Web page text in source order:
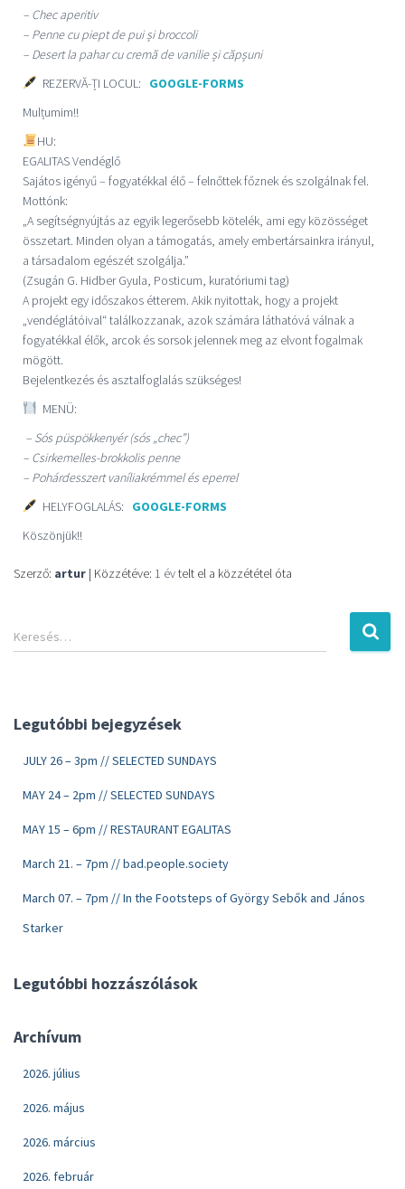
– Chec aperitiv
– Penne cu piept de pui și broccoli
– Desert la pahar cu cremă de vanilie și căpșuni
REZERVĂ-ȚI LOCUL: GOOGLE-FORMS
Mulțumim!!
HU:
EGALITAS Vendéglő
Sajátos igényű – fogyatékkal élő – felnőttek főznek és szolgálnak fel.
Mottónk:
„A segítségnyújtás az egyik legerősebb kötelék, ami egy közösséget
összetart. Minden olyan a támogatás, amely embertársainkra irányul,
a társadalom egészét szolgálja.”
(Zsugán G. Hidber Gyula, Posticum, kuratóriumi tag)
A projekt egy időszakos étterem. Akik nyitottak, hogy a projekt
„vendéglátóival“ találkozzanak, azok számára láthatóvá válnak a
fogyatékkal élők, arcok és sorsok jelennek meg az elvont fogalmak
mögött.
Bejelentkezés és asztalfoglalás szükséges!
MENÜ:
– Sós püspökkenyér (sós „chec”)
– Csirkemelles-brokkolis penne
– Pohárdesszert vaníliakrémmel és eperrel
HELYFOGLALÁS: GOOGLE-FORMS
Köszönjük!!
Szerző: artur | Közzétéve: 1 évtelt el a közzététel óta
Keresés…
Legutóbbi bejegyzések
JULY 26 – 3pm // SELECTED SUNDAYS
MAY 24 – 2pm // SELECTED SUNDAYS
MAY 15 – 6pm // RESTAURANT EGALITAS
March 21. – 7pm // bad.people.society
March 07. – 7pm // In the Footsteps of György Sebők and János
Starker
Legutóbbi hozzászólások
Archívum
2026. július
2026. május
2026. március
2026. február